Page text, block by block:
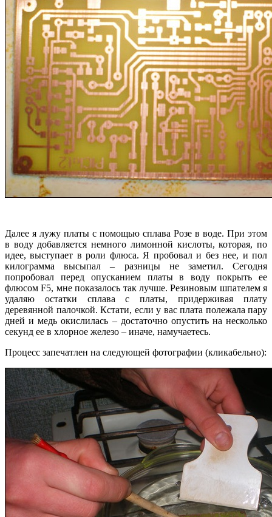
Далее я лужу платы с помощью сплава Розе в воде. При этом
в воду добавляется немного лимонной кислоты, которая, по
идее, выступает в роли флюса. Я пробовал и без нее, и пол
килограмма высыпал – разницы не заметил. Сегодня
попробовал перед опусканием платы в воду покрыть ее
флюсом F5, мне показалось так лучше. Резиновым шпателем я
удаляю остатки сплава с платы, придерживая плату
деревянной палочкой. Кстати, если у вас плата полежала пару
дней и медь окислилась – достаточно опустить на несколько
секунд ее в хлорное железо – иначе, намучаетесь.
Процесс запечатлен на следующей фотографии (кликабельно):